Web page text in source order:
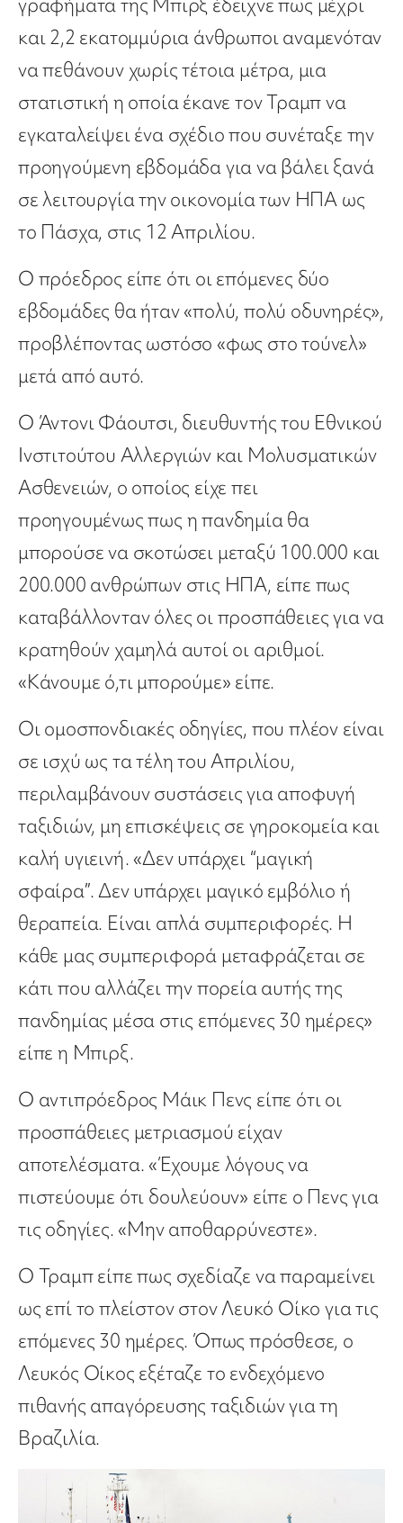
γραφήματα της Μπιρξ έδειχνε πως μέχρι
και 2,2 εκατομμύρια άνθρωποι αναμενόταν
να πεθάνουν χωρίς τέτοια μέτρα, μια
στατιστική η οποία έκανε τον Τραμπ να
εγκαταλείψει ένα σχέδιο που συνέταξε την
προηγούμενη εβδομάδα για να βάλει ξανά
σε λειτουργία την οικονομία των ΗΠΑ ως
το Πάσχα, στις 12 Απριλίου.
Ο πρόεδρος είπε ότι οι επόμενες δύο
εβδομάδες θα ήταν «πολύ, πολύ οδυνηρές»,
προβλέποντας ωστόσο «φως στο τούνελ»
μετά από αυτό.
Ο Άντονι Φάουτσι, διευθυντής του Εθνικού
Ινστιτούτου Αλλεργιών και Μολυσματικών
Ασθενειών, ο οποίος είχε πει
προηγουμένως πως η πανδημία θα
μπορούσε να σκοτώσει μεταξύ 100.000 και
200.000 ανθρώπων στις ΗΠΑ, είπε πως
καταβάλλονταν όλες οι προσπάθειες για να
κρατηθούν χαμηλά αυτοί οι αριθμοί.
«Κάνουμε ό,τι μπορούμε» είπε.
Οι ομοσπονδιακές οδηγίες, που πλέον είναι
σε ισχύ ως τα τέλη του Απριλίου,
περιλαμβάνουν συστάσεις για αποφυγή
ταξιδιών, μη επισκέψεις σε γηροκομεία και
καλή υγιεινή. «Δεν υπάρχει “μαγική
σφαίρα”. Δεν υπάρχει μαγικό εμβόλιο ή
θεραπεία. Είναι απλά συμπεριφορές. Η
κάθε μας συμπεριφορά μεταφράζεται σε
κάτι που αλλάζει την πορεία αυτής της
πανδημίας μέσα στις επόμενες 30 ημέρες»
είπε η Μπιρξ.
Ο αντιπρόεδρος Μάικ Πενς είπε ότι οι
προσπάθειες μετριασμού είχαν
αποτελέσματα. «Έχουμε λόγους να
πιστεύουμε ότι δουλεύουν» είπε ο Πενς για
τις οδηγίες. «Μην αποθαρρύνεστε».
Ο Τραμπ είπε πως σχεδίαζε να παραμείνει
ως επί το πλείστον στον Λευκό Οίκο για τις
επόμενες 30 ημέρες. Όπως πρόσθεσε, ο
Λευκός Οίκος εξέταζε το ενδεχόμενο
πιθανής απαγόρευσης ταξιδιών για τη
Βραζιλία.